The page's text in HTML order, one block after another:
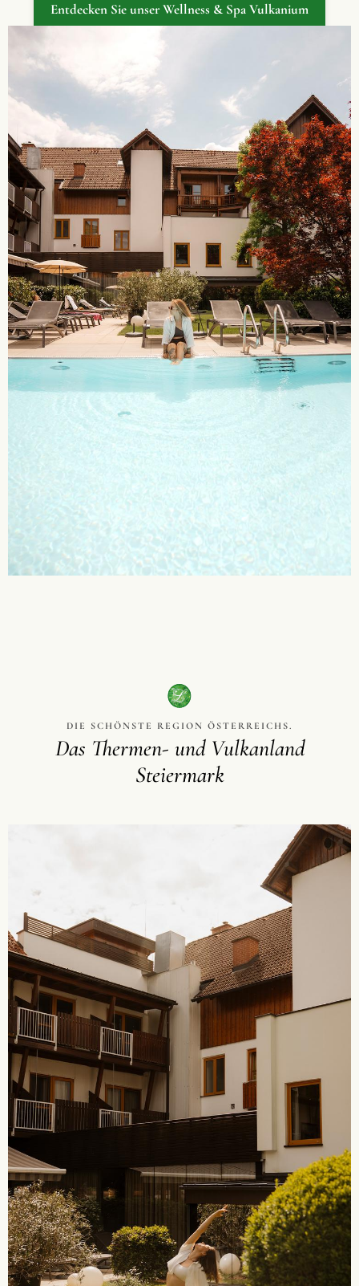
Entdecken Sie unser Wellness & Spa Vulkanium
DIE SCHÖNSTE REGION ÖSTERREICHS.
Das Thermen- und Vulkanland
Steiermark